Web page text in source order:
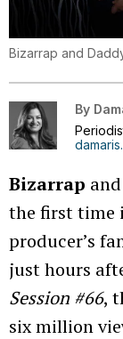
Bizarrap and
By
Bizarrap and
the first time
producer’s
just hours
Session #66,
six million